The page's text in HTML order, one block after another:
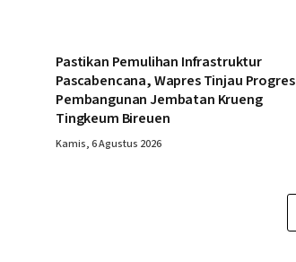
Pastikan Pemulihan Infrastruktur
Pascabencana, Wapres Tinjau Progres
Pembangunan Jembatan Krueng
Tingkeum Bireuen
Kamis, 6 Agustus 2026